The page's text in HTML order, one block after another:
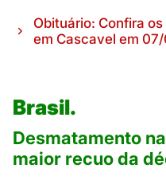
Obituário: Confira
em Cascavel em
Brasil.
Desmatamento
maior recuo da